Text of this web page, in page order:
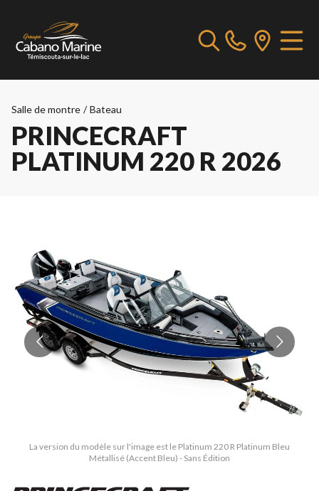
Salle de montre / Bateau
PRINCECRAFT
PLATINUM 220 R 2026
La version du modèle sur l'image est le Platinum 220 R Platinum Bleu
Métallisé (Accent Bleu) - Sans Édition